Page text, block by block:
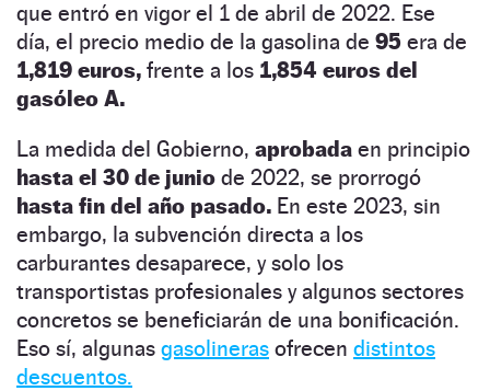
que entró en vigor el 1 de abril de 2022. Ese
día, el precio medio de la gasolina de 95 era de
1,819 euros, frente a los 1,854 euros del
gasóleo A.
La medida del Gobierno, aprobada en principio
hasta el 30 de junio de 2022, se prorrogó
hasta fin del año pasado. En este 2023, sin
embargo, la subvención directa a los
carburantes desaparece, y solo los
transportistas profesionales y algunos sectores
concretos se beneficiarán de una bonificación.
Eso sí, algunas gasolineras ofrecen distintos
descuentos.